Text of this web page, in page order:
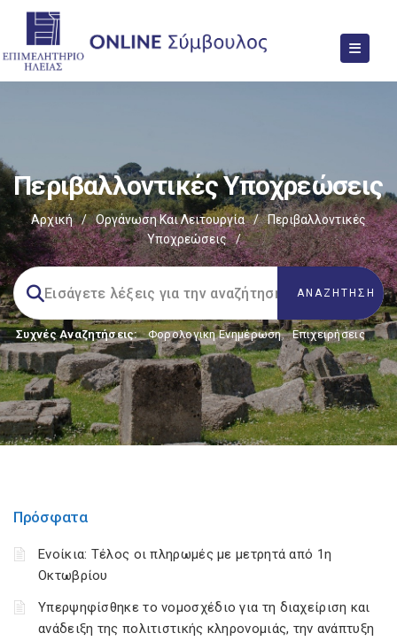
Περιβαλλοντικές Υποχρεώσεις
Αρχική / Οργάνωση Και Λειτουργία /
Περιβαλλοντικές
Υποχρεώσεις
/
Συχνές Αναζητήσεις: Φορολογικη Ενημέρωση, Επιχειρήσεις
Πρόσφατα
Ενοίκια: Τέλος οι πληρωμές με μετρητά από 1η
Οκτωβρίου
Υπερψηφίσθηκε το νομοσχέδιο για τη διαχείριση και
ανάδειξη της πολιτιστικής κληρονομιάς, την ανάπτυξη